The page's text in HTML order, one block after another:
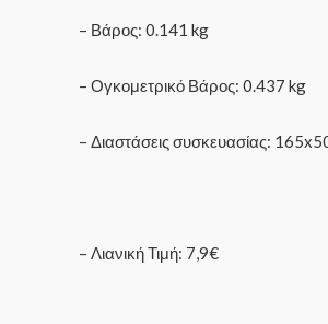
– Βάρος: 0.141 kg
– Ογκομετρικό Βάρος: 0.437 kg
– Διαστάσεις συσκευασίας:
– Λιανική Τιμή: 7,9€